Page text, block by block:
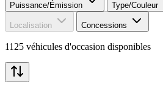
Puissance/Émission Type/Couleur
Localisation Concessions
1125 véhicules d'occasion disponibles